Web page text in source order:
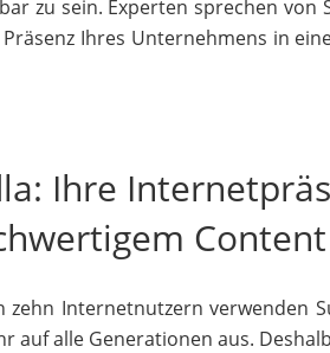
zu sein. Experten sprechen von
Ihres Unternehmens in
Ihre
Content
zehn Internetnutzern verwenden
auf alle Generationen aus.